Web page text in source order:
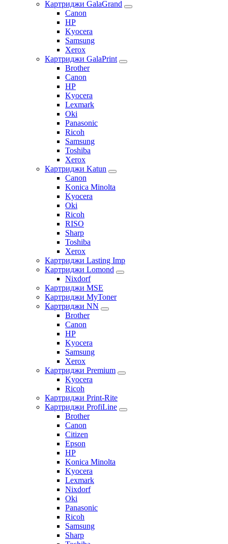
Картриджи GalaGrand
Canon
HP
Kyocera
Samsung
Xerox
Картриджи GalaPrint
Brother
Canon
HP
Kyocera
Lexmark
Oki
Panasonic
Ricoh
Samsung
Toshiba
Xerox
Картриджи Katun
Canon
Konica Minolta
Kyocera
Oki
Ricoh
RISO
Sharp
Toshiba
Xerox
Картриджи Lasting Imp
Картриджи Lomond
Nixdorf
Картриджи MSE
Картриджи MyToner
Картриджи NN
Brother
Canon
HP
Kyocera
Samsung
Xerox
Картриджи Premium
Kyocera
Ricoh
Картриджи Print-Rite
Картриджи ProfiLine
Brother
Canon
Citizen
Epson
HP
Konica Minolta
Kyocera
Lexmark
Nixdorf
Oki
Panasonic
Ricoh
Samsung
Sharp